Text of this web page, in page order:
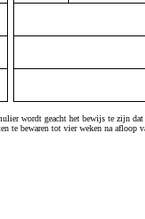
wordt geacht het bewijs te zijn
te bewaren tot vier weken na afloop